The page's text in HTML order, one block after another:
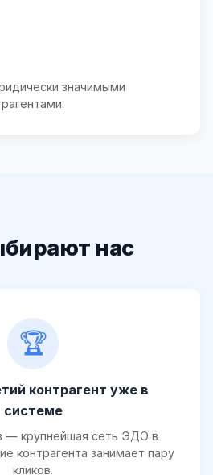
значимыми
нас
🏆
контрагент уже в
системе
— крупнейшая сеть ЭДО в
контрагента занимает пару
кликов.